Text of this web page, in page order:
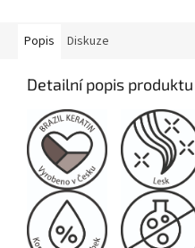
Popis Diskuze
Detailní popis produktu